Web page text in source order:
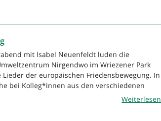
mit Isabel Neuenfeldt luden die
Nirgendwo im Wriezener Park
der europäischen Friedensbewegung. In
bei Kolleg*innen aus den verschiedenen
Weiterlesen